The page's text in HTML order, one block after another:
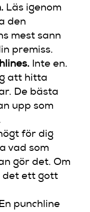
Läs igenom
den
mest sann
premiss.
Inte en.
att hitta
De bästa
upp som
för dig
vad som
gör det. Om
det ett gott
punchline